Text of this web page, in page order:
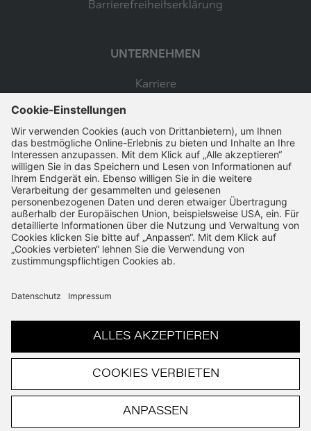
Barrierefreiheitserklärung
UNTERNEHMEN
Karriere
SSL-Verschlüsselung Schnelle Bearbeitung
VERTRAG WIDERRUFEN
© Copyright 2026. All rights reserved.
Powered by THiiiNK GmbH